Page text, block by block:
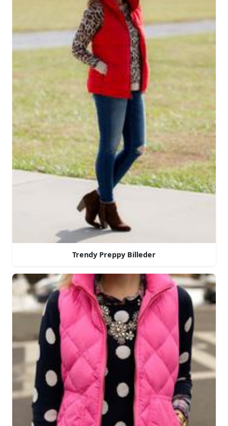
Trendy Preppy Billeder